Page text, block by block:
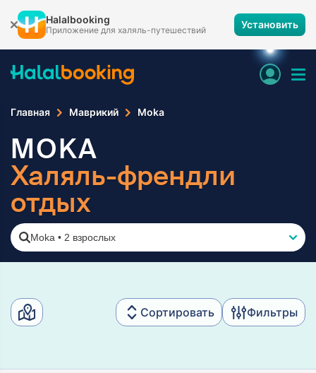
Halalbooking
Приложение для халяль-путешествий Установить
Главная Маврикий Moka
MOKA
Халяль-френдли
отдых
Moka • 2 взрослых
Сортировать Фильтры